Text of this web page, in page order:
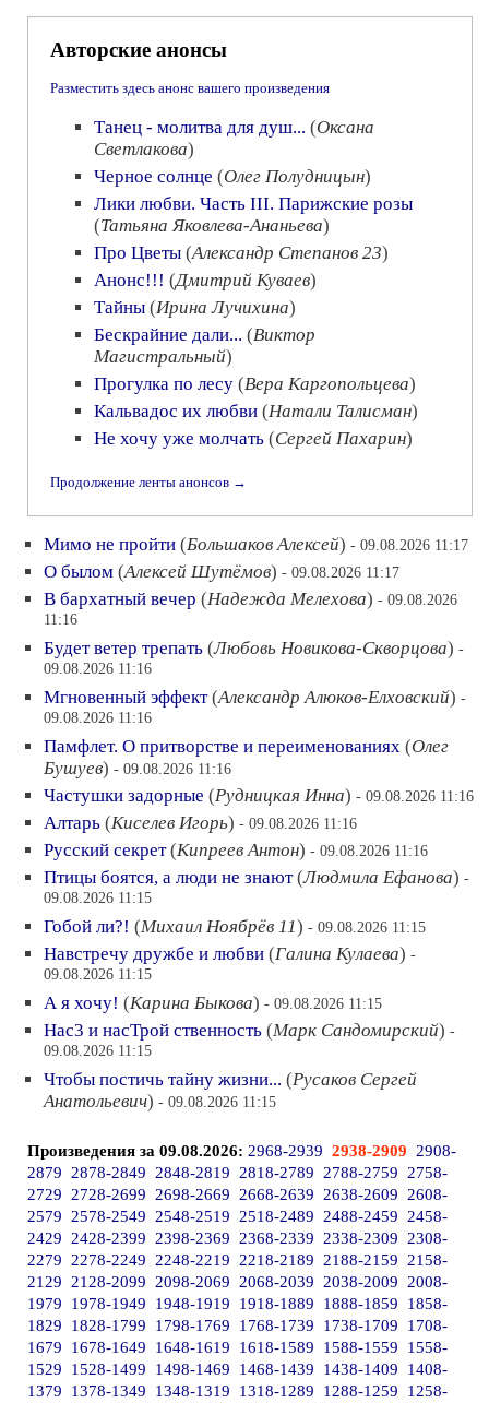
Авторские анонсы
Разместить здесь анонс вашего произведения
Танец - молитва для душ... (Оксана
Светлакова)
Черное солнце (Олег Полудницын)
Лики любви. Часть III. Парижские розы
(Татьяна Яковлева-Ананьева)
Про Цветы (Александр Степанов 23)
Анонс!!! (Дмитрий Куваев)
Тайны (Ирина Лучихина)
Бескрайние дали... (Виктор
Магистральный)
Прогулка по лесу (Вера Каргопольцева)
Кальвадос их любви (Натали Талисман)
Не хочу уже молчать (Сергей Пахарин)
Продолжение ленты анонсов →
Мимо не пройти (Большаков Алексей) - 09.08.2026 11:17
О былом (Алексей Шутёмов) - 09.08.2026 11:17
В бархатный вечер (Надежда Мелехова) - 09.08.2026
11:16
Будет ветер трепать (Любовь Новикова-Скворцова) -
09.08.2026 11:16
Мгновенный эффект(Александр Алюков-Елховский) -
09.08.2026 11:16
Памфлет. О притворстве и переименованиях (Олег
Бушуев) - 09.08.2026 11:16
Частушки задорные (Рудницкая Инна) - 09.08.2026 11:16
Алтарь (Киселев Игорь) - 09.08.2026 11:16
Русский секрет(Кипреев Антон) - 09.08.2026 11:16
Птицы боятся, а люди не знают(Людмила Ефанова) -
09.08.2026 11:15
Гобой ли?! (Михаил Ноябрёв 11) - 09.08.2026 11:15
Навстречу дружбе и любви (Галина Кулаева) -
09.08.2026 11:15
А я хочу! (Карина Быкова) - 09.08.2026 11:15
Нас3 и насТрой ственность (Марк Сандомирский) -
09.08.2026 11:15
Чтобы постичь тайну жизни... (Русаков Сергей
Анатольевич) - 09.08.2026 11:15
Произведения за 09.08.2026: 2968-2939 2938-2909
2908-
2879
2878-2849 2848-2819 2818-2789 2788-2759
2758-
2729
2728-2699 2698-2669 2668-2639 2638-2609
2608-
2579
2578-2549 2548-2519 2518-2489 2488-2459
2458-
2429
2428-2399 2398-2369 2368-2339 2338-2309
2308-
2279
2278-2249 2248-2219 2218-2189 2188-2159
2158-
2129
2128-2099 2098-2069 2068-2039 2038-2009
2008-
1979
1978-1949 1948-1919 1918-1889 1888-1859
1858-
1829
1828-1799 1798-1769 1768-1739 1738-1709
1708-
1679
1678-1649 1648-1619 1618-1589 1588-1559
1558-
1529
1528-1499 1498-1469 1468-1439 1438-1409
1408-
1379
1378-1349 1348-1319 1318-1289 1288-1259
1258-